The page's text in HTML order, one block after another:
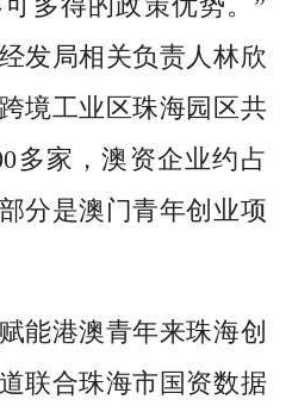
发局相关负责人林欣
境工业区珠海园区共
多家，澳资企业约占
分是澳门青年创业项
能港澳青年来珠海创
联合珠海市国资数据